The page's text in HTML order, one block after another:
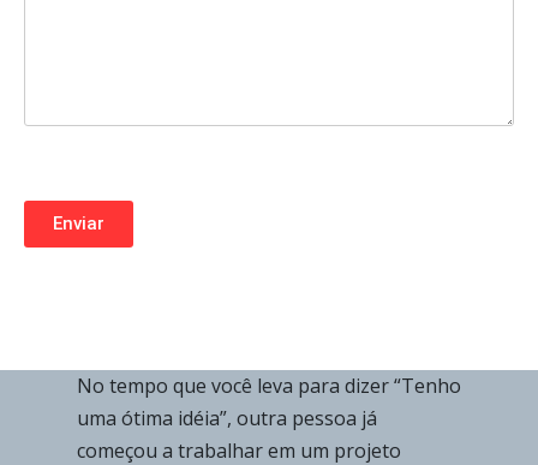
No tempo que você leva para dizer “Tenho
uma ótima idéia”, outra pessoa já
começou a trabalhar em um projeto